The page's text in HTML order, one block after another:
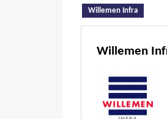
Willemen Infra
Willemen